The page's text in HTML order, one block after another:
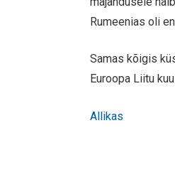
Rumeenias oli
Samas kõigis
Euroopa Liitu
Allikas